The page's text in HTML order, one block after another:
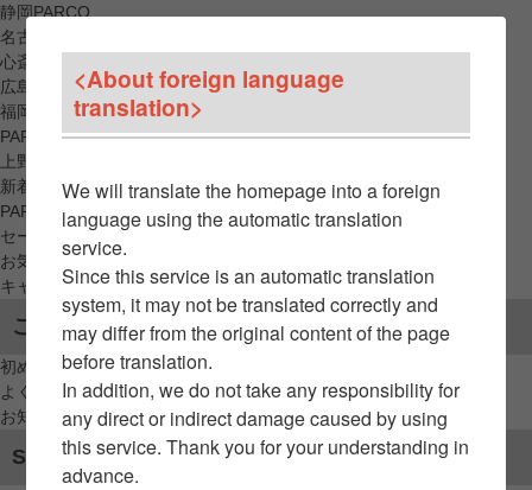
静岡PARCO
名古屋PARCO
心斎橋PARCO
広島PARCO
福岡PARCO
PARCO_ya
上野
新着アイテムから探す
PARCO限定アイテムから探す
セールアイテムから探す
お気に入りから探す
キャンペーン/クーポン対象から探す
ご利用案内
初めてのお客様へ
よくあるご質問 / お問い合わせ
お知らせ
SNSアカウント
<About foreign language
translation>
We will translate the homepage into a foreign
language using the automatic translation
service.
Since this service is an automatic translation
system, it may not be translated correctly and
may differ from the original content of the page
before translation.
In addition, we do not take any responsibility for
any direct or indirect damage caused by using
this service. Thank you for your understanding in
advance.